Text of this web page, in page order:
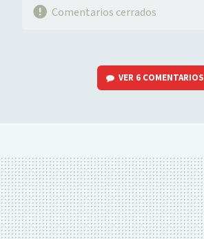
Comentarios cerrados
VER 6 COMENTARIOS